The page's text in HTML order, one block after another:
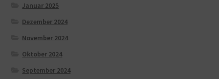
Januar 2025
Dezember 2024
November 2024
Oktober 2024
September 2024